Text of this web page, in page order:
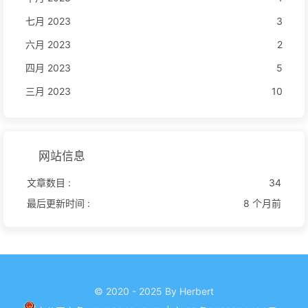
七月 2023
3
六月 2023
2
四月 2023
5
三月 2023
10
网站信息
文章数目 :
34
最后更新时间 :
8 个月前
© 2020 - 2025 By Herbert